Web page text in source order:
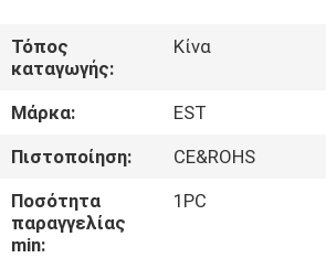
ΠΕΡΊΠΟΥ
ΕΜΕΊΣ
ΞΕΝΆΓΗΣΗ
ΣΤΟ
ΕΡΓΟΣΤΆΣΙΟ
Τόπος
καταγωγής:
Κίνα
Μάρκα:
EST
Πιστοποίηση:
CE&ROHS
Ποσότητα
παραγγελίας
min:
1PC